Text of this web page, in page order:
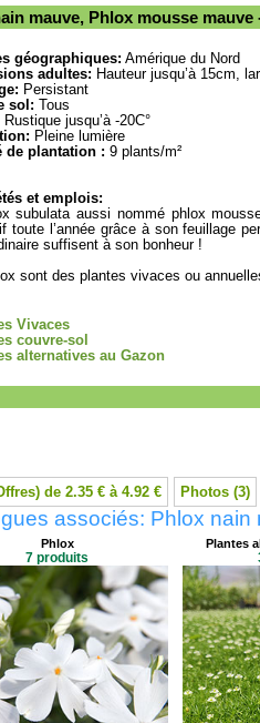
mauve, Phlox mousse mauve
géographiques: Amérique du Nord
adultes: Hauteur jusqu’à 15cm,
Persistant
sol: Tous
Rustique jusqu’à -20C°
Pleine lumière
de plantation : 9 plants/m²
et emplois:
subulata aussi nommé phlox
toute l’année grâce à son feuillage
suffisent à son bonheur !
sont des plantes vivaces ou
Vivaces
couvre-sol
alternatives au Gazon
de 2.35 € à 4.92 € Photos (3)
associés: Phlox
Phlox
7 produits
Plantes